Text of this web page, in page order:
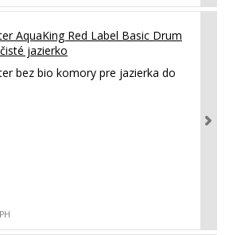
AquaKing Red Label Basic Drum
jazierko
bez bio komory pre jazierka do